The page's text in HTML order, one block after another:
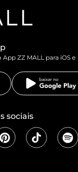
ZZ MALL para iOS e
sociais